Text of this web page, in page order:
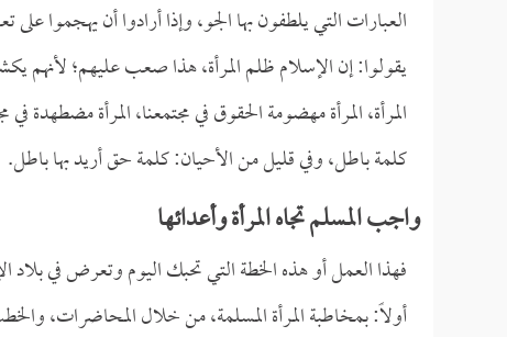
العبارات التي يلطفون بها الجو، وإذا أرادوا أن يهجموا
يقولوا: إن الإسلام ظلم المرأة، هذا صعب عليهم؛ لأنهم
المرأة، المرأة مهضومة الحقوق في مجتمعنا، المرأة مضطهدة
كلمة باطل، وفي قليل من الأحيان: كلمة حق أريد بها باطل.
واجب المسلم تجاه المرأة وأعدائها
فهذا العمل أو هذه الخطة التي تحبك اليوم وتعرض في بلاد
أولاً: بمخاطبة المرأة المسلمة، من خلال المحاضرات،